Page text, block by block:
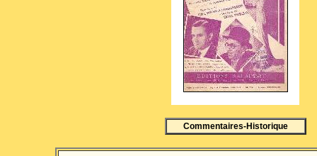
Commentaires-Historique